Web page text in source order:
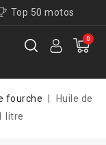
Top 50 motos
0
fourche
Huile de
litre